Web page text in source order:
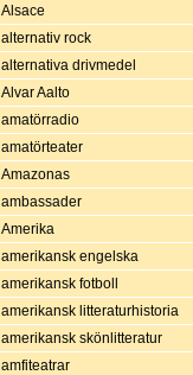
Alsace
alternativ rock
alternativa drivmedel
Alvar Aalto
amatörradio
amatörteater
Amazonas
ambassader
Amerika
amerikansk engelska
amerikansk fotboll
amerikansk litteraturhistoria
amerikansk skönlitteratur
amfiteatrar